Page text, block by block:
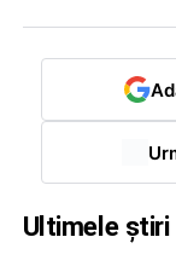
Ultimele știri